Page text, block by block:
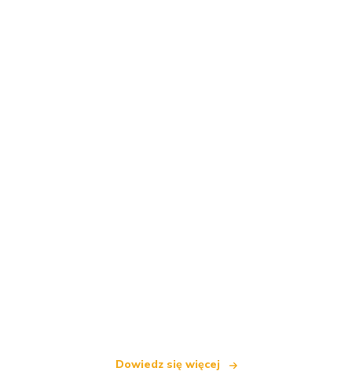
Dowiedz się więcej